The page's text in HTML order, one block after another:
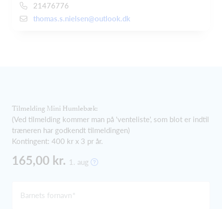
21476776
thomas.s.nielsen@outlook.dk
Tilmelding Mini Humlebæk:
(Ved tilmelding kommer man på 'venteliste', som blot er indtil
træneren har godkendt tilmeldingen)
Kontingent: 400 kr x 3 pr år.
165,00 kr. 1. aug
Barnets fornavn